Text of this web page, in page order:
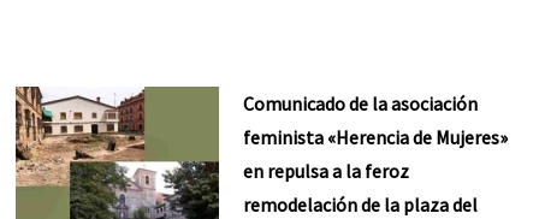
Comunicado de la asociación
feminista «Herencia de Mujeres»
en repulsa a la feroz
remodelación de la plaza del